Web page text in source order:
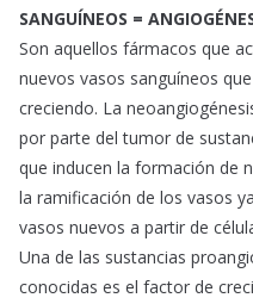
SANGUÍNEOS =
Son aquellos fármacos que
nuevos vasos sanguíneos
creciendo. La
por parte del tumor de
que inducen la formación de
la ramificación de los vasos
vasos nuevos a partir de
Una de las sustancias
conocidas es el factor de